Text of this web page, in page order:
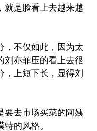
就是脸看上去越来越
，不仅如此，因为太
刘亦菲压的看上去很
，上短下长，显得刘
要去市场买菜的阿姨
的风格。